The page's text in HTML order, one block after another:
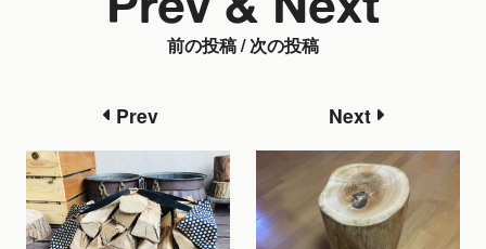
前の投稿 / 次の投稿
Prev Next